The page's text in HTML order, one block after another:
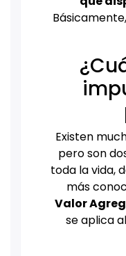
Existen
pero son
toda la vida,
más
Valor
se aplica